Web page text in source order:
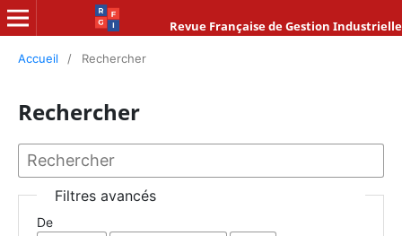
Revue Française de Gestion Industrielle
Accueil / Rechercher
Rechercher
Filtres avancés
De